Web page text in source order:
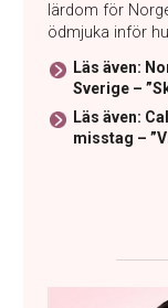
lärdom för
ödmjuka inför
Läs även:
Sverige –
Läs även:
misstag –